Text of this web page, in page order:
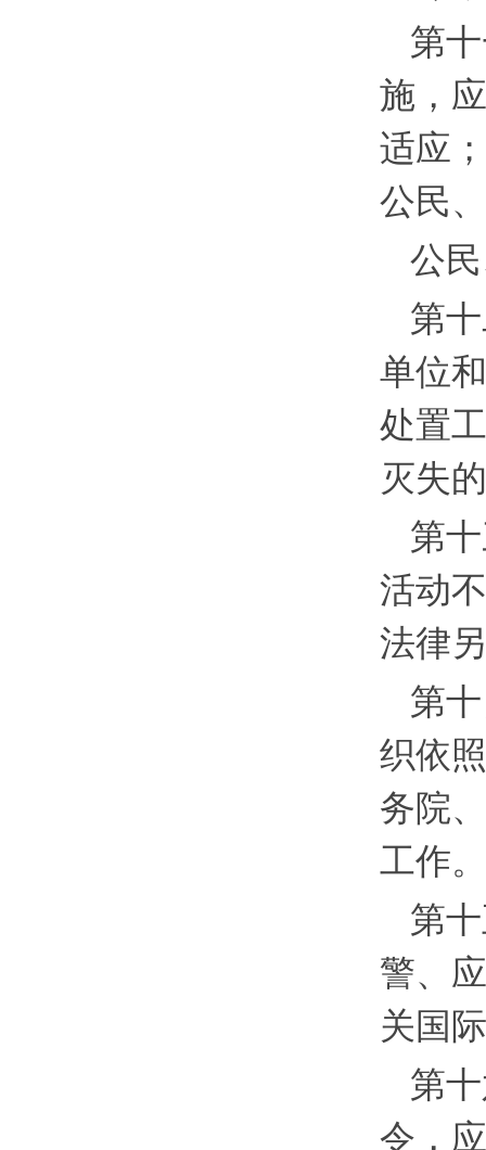
第
施，
适应
公民
公
第
单位
处置
灭失
第
活动
法律
第
织依
务院
工作。
第
警、
关国
第
令，